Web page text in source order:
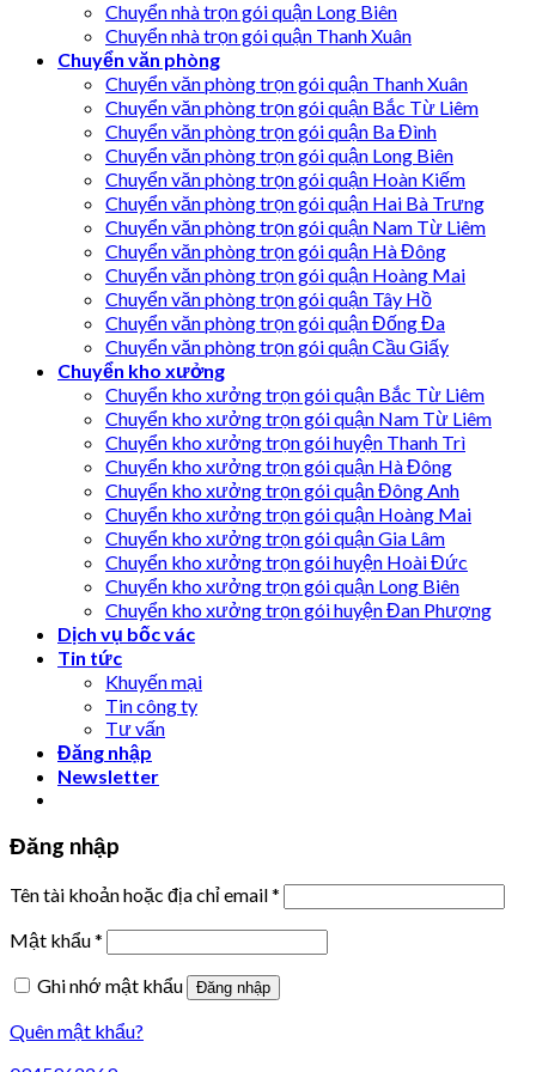
Chuyển nhà trọn gói quận Long Biên
Chuyển nhà trọn gói quận Thanh Xuân
Chuyển văn phòng
Chuyển văn phòng trọn gói quận Thanh Xuân
Chuyển văn phòng trọn gói quận Bắc Từ Liêm
Chuyển văn phòng trọn gói quận Ba Đình
Chuyển văn phòng trọn gói quận Long Biên
Chuyển văn phòng trọn gói quận Hoàn Kiếm
Chuyển văn phòng trọn gói quận Hai Bà Trưng
Chuyển văn phòng trọn gói quận Nam Từ Liêm
Chuyển văn phòng trọn gói quận Hà Đông
Chuyển văn phòng trọn gói quận Hoàng Mai
Chuyển văn phòng trọn gói quận Tây Hồ
Chuyển văn phòng trọn gói quận Đống Đa
Chuyển văn phòng trọn gói quận Cầu Giấy
Chuyển kho xưởng
Chuyển kho xưởng trọn gói quận Bắc Từ Liêm
Chuyển kho xưởng trọn gói quận Nam Từ Liêm
Chuyển kho xưởng trọn gói huyện Thanh Trì
Chuyển kho xưởng trọn gói quận Hà Đông
Chuyển kho xưởng trọn gói quận Đông Anh
Chuyển kho xưởng trọn gói quận Hoàng Mai
Chuyển kho xưởng trọn gói quận Gia Lâm
Chuyển kho xưởng trọn gói huyện Hoài Đức
Chuyển kho xưởng trọn gói quận Long Biên
Chuyển kho xưởng trọn gói huyện Đan Phượng
Dịch vụ bốc vác
Tin tức
Khuyến mại
Tin công ty
Tư vấn
Đăng nhập
Newsletter
Đăng nhập
Tên tài khoản hoặc địa chỉ email*
Mật khẩu*
Ghi nhớ mật khẩu
Đăng nhập
Quên mật khẩu?